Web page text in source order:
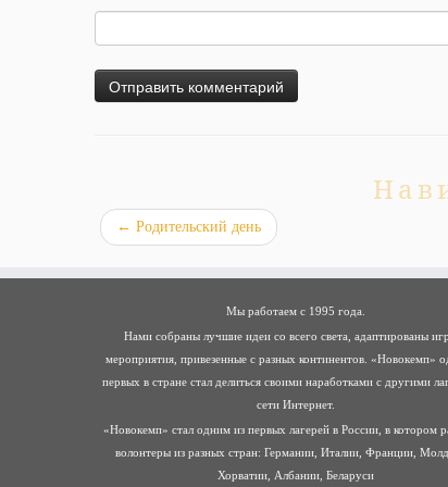
← Родительский день
Мы работаем с 1995 года.
Нами собраны лучшие идеи со всего света, адаптированы
мероприятия, привезенные с разных континентов. «Новокемп»
первых в стране стал делиться своими наработками с другими
сети Интернет.
«Новокемп» стал одним из первых лагерей в России, в котором
волонтеры из разных стран: Германии, Италии, Франции,
Хорватии, Албании, Беларуси